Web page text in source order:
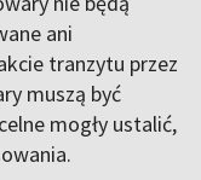
ani
tranzytu przez
muszą być
mogły ustalić,